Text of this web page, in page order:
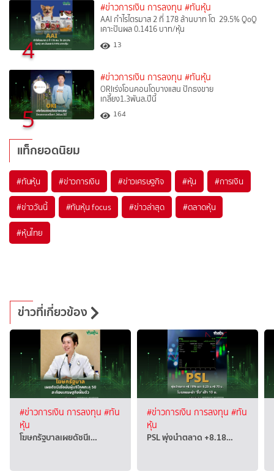
4
#ข่าวการเงิน การลงทุน #ทันหุ้น
AAI กำไรไตรมาส 2 ที่ 178 ล้านบาท โต 29.5% QoQ
เคาะปันผล 0.1416 บาท/หุ้น
13
5
#ข่าวการเงิน การลงทุน #ทันหุ้น
ORIเร่งโอนคอนโดบางแสน ปักธงขาย
เกลี้ยง1.3พันล.ปีนี้
164
แท็กยอดนิยม
#ทันหุ้น #ข่าวการเงิน #ข่าวเศรษฐกิจ #หุ้น #การเงิน
#ข่าววันนี้ #ทันหุ้น focus #ข่าวล่าสุด #ตลาดหุ้น
#หุ้นไทย
ข่าวที่เกี่ยวข้อง
#ข่าวการเงิน การลงทุน #ทัน
หุ้น
โฆษกรัฐบาลเผยดัชนีเ…
#ข่าวการเงิน การลงทุน #ทัน
หุ้น
PSL พุ่งนำตลาด +8.18…